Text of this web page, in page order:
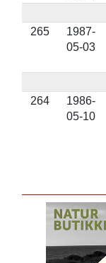
265
1987-
05-03
264
1986-
05-10